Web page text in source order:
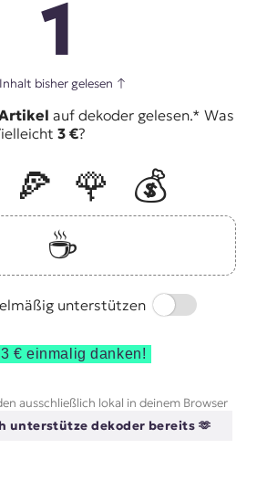
1
Inhalt bisher gelesen ↑
auf dekoder gelesen.* Was
3 €?
🍕 🌹
💰
☕️
unterstützen
Switch
3 € einmalig danken!
ausschließlich lokal in deinem Browser
unterstütze dekoder bereits 🫶